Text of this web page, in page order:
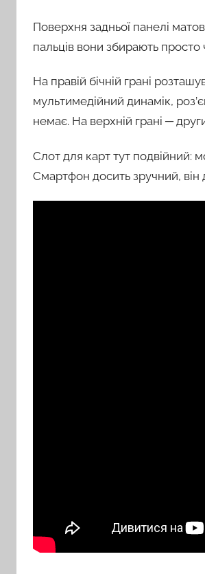
Поверхня задньої панелі
пальців вони збирають просто
На правій бічній грані
мультимедійний динамік,
немає. На верхній грані ─
Слот для карт тут подвійний:
Смартфон досить зручний, він